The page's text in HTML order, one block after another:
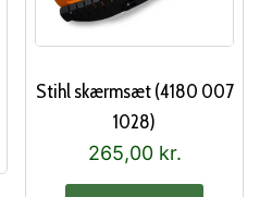
Stihl skærmsæt (4180 007
1028)
265,00 kr.